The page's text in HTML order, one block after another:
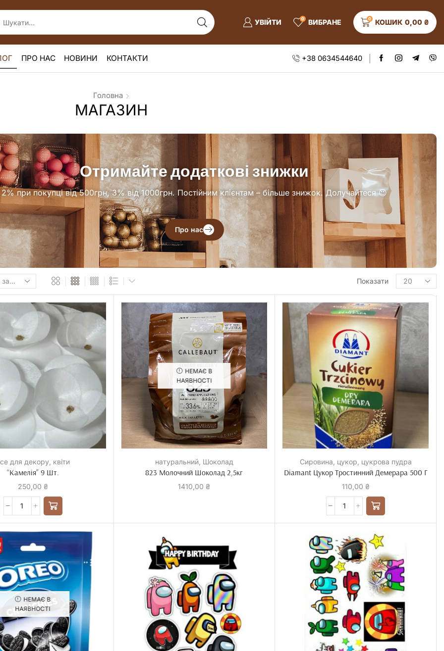
УВІЙТИ 0 ВИБРАНЕ 0 КОШИК 0,00 ₴
ПРО НАС НОВИНИ КОНТАКТИ +38 0634544640
Головна
МАГАЗИН
Отримайте додаткові знижки
2% при покупці від 500грн, 3% від 1000грн. Постійним клієнтам – більше знижок. Долучайтеся 😉
Про нас
Показати
для декору квіти
“Камелія” 9 Шт.
250,00 ₴
НЕМАЄ В
НАЯВНОСТІ
натуральний, Шоколад
823 Молочний Шоколад 2,5кг
1410,00 ₴
Сировина цукор цукрова пудра
Diamant Цукор Тростинний Демерара 500 Г
110,00 ₴
НЕМАЄ В
НАЯВНОСТІ